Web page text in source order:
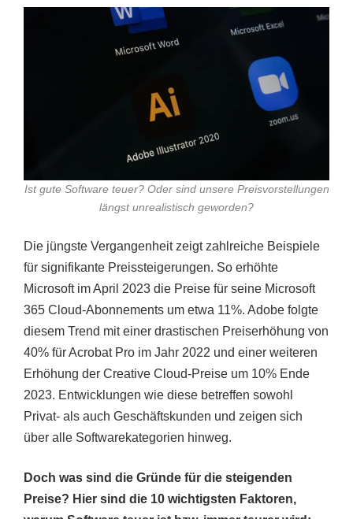
Ist gute Software teuer? Oder sind unsere Preisvorstellungen
längst unrealistisch geworden?
Die jüngste Vergangenheit zeigt zahlreiche Beispiele
für signifikante Preissteigerungen. So erhöhte
Microsoft im April 2023 die Preise für seine Microsoft
365 Cloud-Abonnements um etwa 11%. Adobe folgte
diesem Trend mit einer drastischen Preiserhöhung von
40% für Acrobat Pro im Jahr 2022 und einer weiteren
Erhöhung der Creative Cloud-Preise um 10% Ende
2023. Entwicklungen wie diese betreffen sowohl
Privat- als auch Geschäftskunden und zeigen sich
über alle Softwarekategorien hinweg.
Doch was sind die Gründe für die steigenden
Preise? Hier sind die 10 wichtigsten Faktoren,